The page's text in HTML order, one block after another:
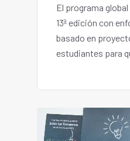
El programa
13ª edición con
basado en
estudiantes para